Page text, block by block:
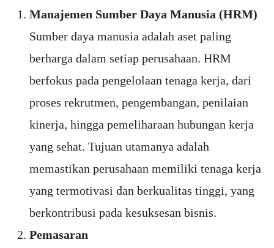
Manajemen Sumber Daya Manusia (HRM)
Sumber daya manusia adalah aset paling
berharga dalam setiap perusahaan. HRM
berfokus pada pengelolaan tenaga kerja, dari
proses rekrutmen, pengembangan, penilaian
kinerja, hingga pemeliharaan hubungan kerja
yang sehat. Tujuan utamanya adalah
memastikan perusahaan memiliki tenaga kerja
yang termotivasi dan berkualitas tinggi, yang
berkontribusi pada kesuksesan bisnis.
Pemasaran